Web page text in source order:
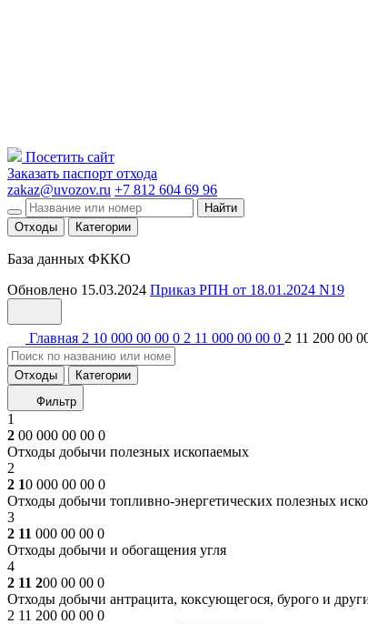
Посетить сайт
Заказать паспорт отхода
zakaz@uvozov.ru +7 812 604 69 96
Найти
Отходы
Категории
База данных ФККО
Обновлено 15.03.2024 Приказ РПН от 18.01.2024 N19
Главная 2 10 000 00 00 0 2 11 000 00 00 0 2 11 200 00
Отходы
Категории
Фильтр
1
2 00 000 00 00 0
Отходы добычи полезных ископаемых
2
2 10 000 00 00 0
Отходы добычи топливно-энергетических полезных
3
2 11 000 00 00 0
Отходы добычи и обогащения угля
4
2 11 200 00 00 0
Отходы добычи антрацита, коксующегося, бурого и
2 11 200 00 00 0